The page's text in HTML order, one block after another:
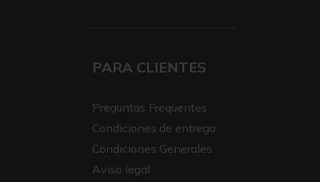
PARA CLIENTES
Preguntas Frequentes
Condiciones de entrega
Condiciones Generales
Aviso legal